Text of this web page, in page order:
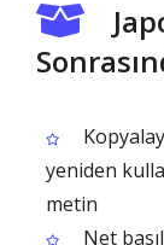
yeniden
metin
Net